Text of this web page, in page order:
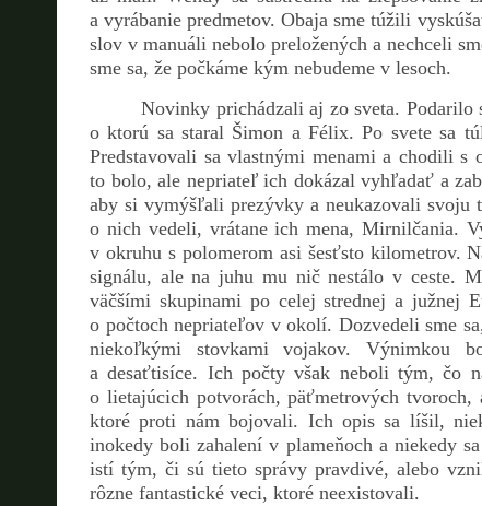
a vyrábanie predmetov. Obaja sme túžili
slov v manuáli nebolo preložených a nechceli
sme sa, že počkáme kým nebudeme v lesoch.
Novinky prichádzali aj zo sveta.
o ktorú sa staral Šimon a Félix. Po svete sa
Predstavovali sa vlastnými menami a chodili s
to bolo, ale nepriateľ ich dokázal vyhľadať a
aby si vymýšľali prezývky a neukazovali svoju
o nich vedeli, vrátane ich mena, Mirnilčania.
v okruhu s polomerom asi šesťsto kilometrov.
signálu, ale na juhu mu nič nestálo v ceste.
väčšími skupinami po celej strednej a južnej
o počtoch nepriateľov v okolí. Dozvedeli sme
niekoľkými stovkami vojakov. Výnimkou
a desaťtisíce. Ich počty však neboli tým, čo
o lietajúcich potvorách, päťmetrových
ktoré proti nám bojovali. Ich opis sa líšil,
inokedy boli zahalení v plameňoch a niekedy
istí tým, či sú tieto správy pravdivé, alebo
rôzne fantastické veci, ktoré neexistovali.